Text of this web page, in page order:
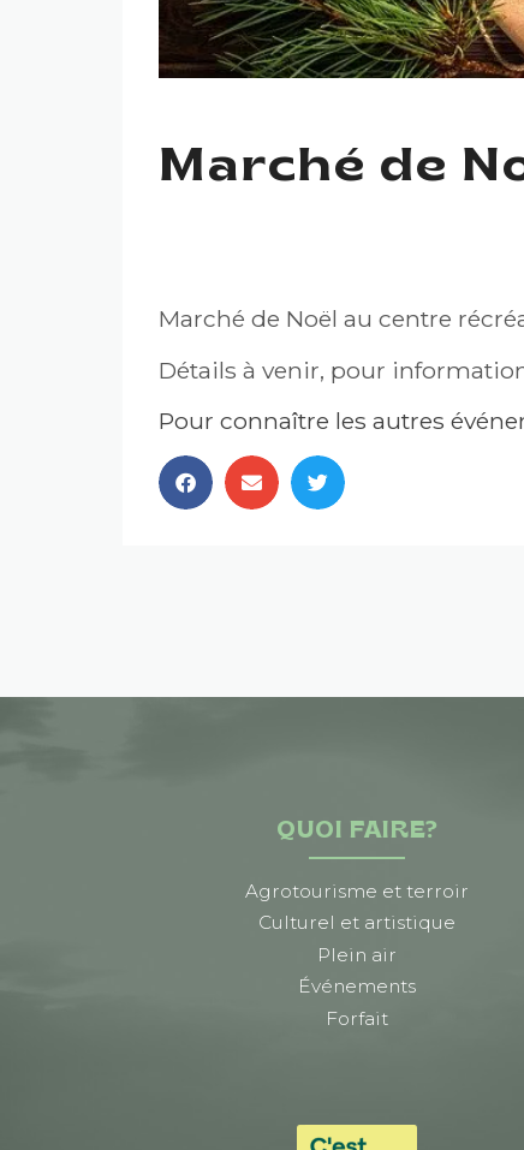
Marché de
Marché de Noël au centre
Détails à venir, pour
Pour connaître les autres
QUOI FAIRE?
Agrotourisme et terroir
Culturel et artistique
Plein air
Événements
Forfait